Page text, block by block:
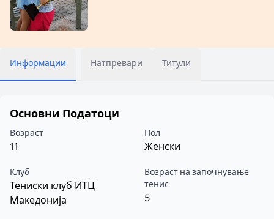
Информации Натпревари Титули
Основни Податоци
Возраст
11
Пол
Женски
Клуб
Тениски клуб ИТЦ
Македонија
Возраст на започнување
тенис
5